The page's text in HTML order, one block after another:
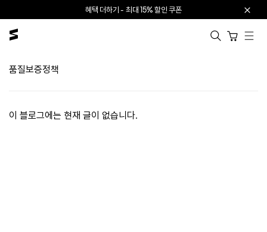
혜택 더하기 - 최대 15% 할인 쿠폰
카트 열기
품질보증정책
이 블로그에는 현재 글이 없습니다.